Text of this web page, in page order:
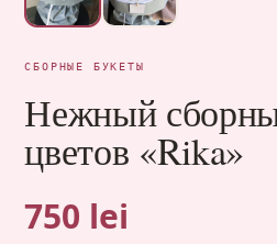
СБОРНЫЕ БУКЕТЫ
Нежный
цветов «Rika»
750 lei